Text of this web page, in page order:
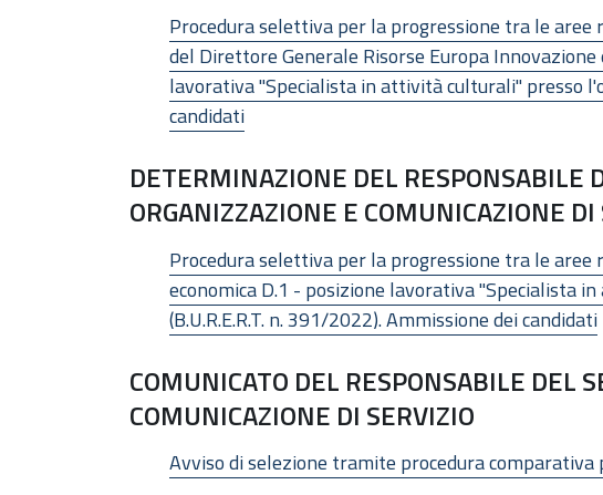
Procedura selettiva per la progressione tra le
del Direttore Generale Risorse Europa
lavorativa "Specialista in attività culturali" presso
candidati
DETERMINAZIONE DEL RESPONSABILE
ORGANIZZAZIONE E COMUNICAZIONE
Procedura selettiva per la progressione tra le
economica D.1 - posizione lavorativa "Specialista
(B.U.R.E.R.T. n. 391/2022). Ammissione dei candidati
COMUNICATO DEL RESPONSABILE DEL
COMUNICAZIONE DI SERVIZIO
Avviso di selezione tramite procedura